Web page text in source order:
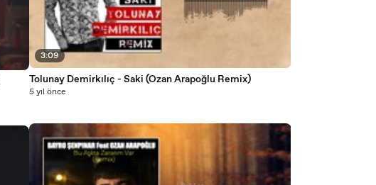
3:09
Tolunay Demirkılıç - Saki (Ozan Arapoğlu Remix)
5 yıl önce